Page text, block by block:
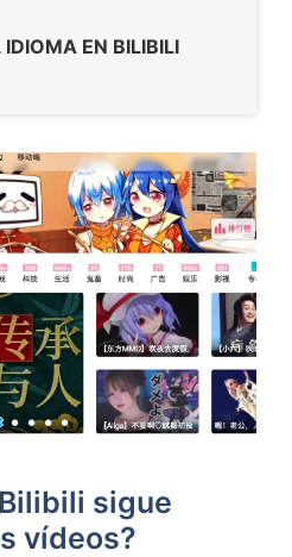
EN BILIBILI
sigue
vídeos?